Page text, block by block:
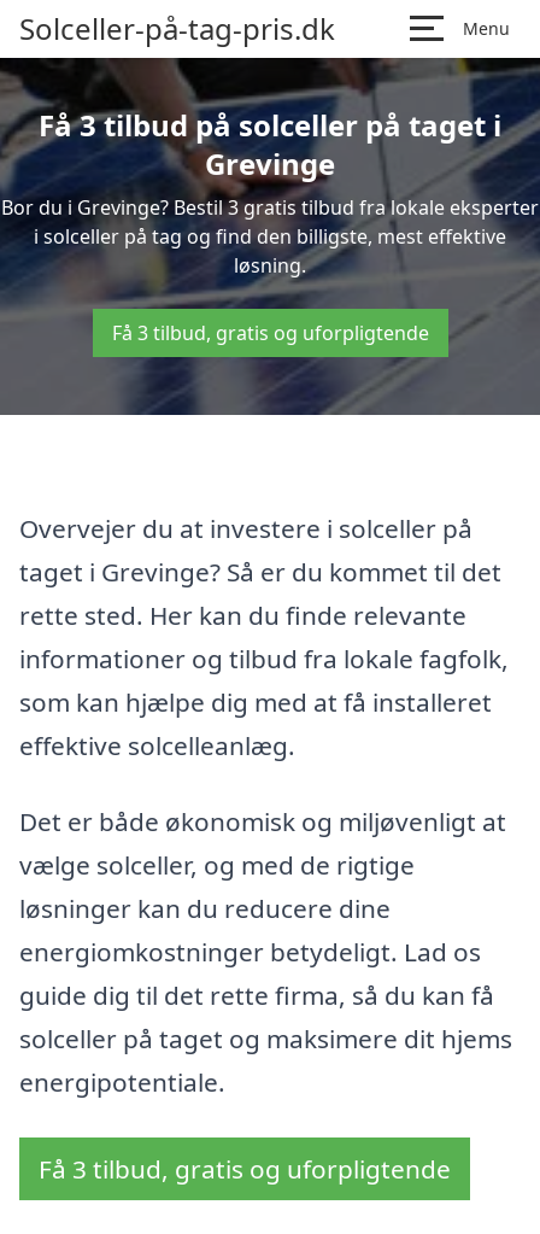
Solceller-på-tag-pris.dk Menu
Få 3 tilbud på solceller på taget i
Grevinge
Bor du i Grevinge? Bestil 3 gratis tilbud fra lokale eksperter
i solceller på tag og find den billigste, mest effektive
løsning.
Få 3 tilbud, gratis og uforpligtende
Overvejer du at investere i solceller på
taget i Grevinge? Så er du kommet til det
rette sted. Her kan du finde relevante
informationer og tilbud fra lokale fagfolk,
som kan hjælpe dig med at få installeret
effektive solcelleanlæg.
Det er både økonomisk og miljøvenligt at
vælge solceller, og med de rigtige
løsninger kan du reducere dine
energiomkostninger betydeligt. Lad os
guide dig til det rette firma, så du kan få
solceller på taget og maksimere dit hjems
energipotentiale.
Få 3 tilbud, gratis og uforpligtende